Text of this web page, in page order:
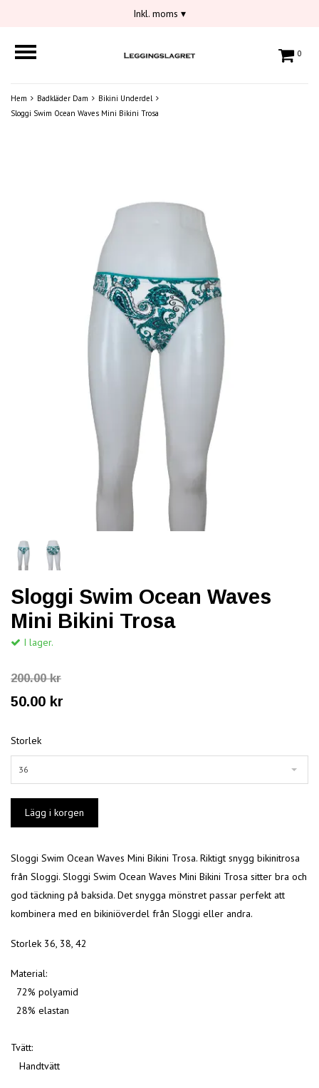
Inkl. moms ▾
0
Hem Badkläder Dam
Bikini Underdel
Sloggi Swim Ocean Waves Mini Bikini Trosa
Sloggi Swim Ocean Waves
Mini Bikini Trosa
I lager.
200.00 kr
50.00 kr
Storlek
36
Sloggi Swim Ocean Waves Mini Bikini Trosa. Riktigt snygg bikinitrosa
från Sloggi. Sloggi Swim Ocean Waves Mini Bikini Trosa sitter bra och
god täckning på baksida. Det snygga mönstret passar perfekt att
kombinera med en bikiniöverdel från Sloggi eller andra.
Storlek 36, 38, 42
Material:
72% polyamid
28% elastan
Tvätt:
Handtvätt